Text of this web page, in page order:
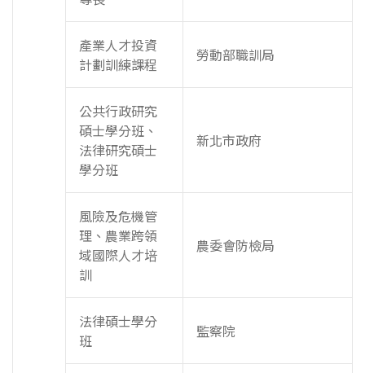
產業人才投資
計劃訓練課程
勞動部職訓局
公共行政研究
碩士學分班、
法律研究碩士
學分班
新北市政府
風險及危機管
理、農業跨領
域國際人才培
訓
農委會防檢局
法律碩士學分
班
監察院